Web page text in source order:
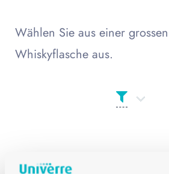
Wählen Sie aus einer
Whiskyflasche aus.